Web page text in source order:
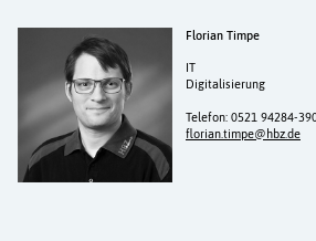
Florian Timpe
IT
Digitalisierung
Telefon: 0521 94284-
florian.timpe@hbz.de